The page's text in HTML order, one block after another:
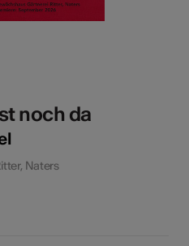
noch da
Naters